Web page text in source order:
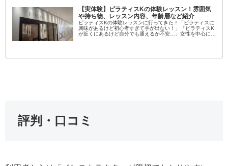
【実体験】ピラティスKの体験レッスン！雰囲気
や持ち物、レッスン内容、年齢層など紹介
ピラティスKの体験レッスンに行ってきた！「ピラティスに
興味があるけど初心者すぎて手が出ない！」「ピラティスK
が近くにあるけど自分でも通えるか不安…」女性を中心に大
評判・口コミ